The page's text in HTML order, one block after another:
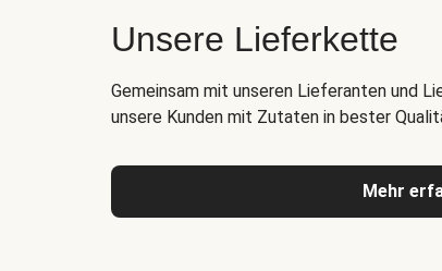
Unsere Lieferkette
Gemeinsam mit unseren Lieferanten und
unsere Kunden mit Zutaten in bester
Mehr